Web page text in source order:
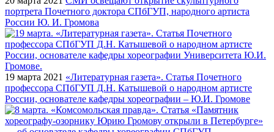
портрета Почетного доктора СПбГУП, народного артиста
России Ю. И. Громова
19 марта 2021 «Литературная газета». Статья Почетного
профессора СПбГУП Д.Н. Катышевой о народном артисте
России, основателе кафедры хореографии – Ю.И. Громове